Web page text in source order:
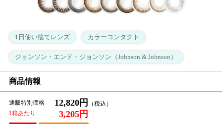
1日使い捨てレンズ カラーコンタクト
ジョンソン・エンド・ジョンソン（Johnson & Johnson）
商品情報
通販特別価格 12,820円
1箱あたり 3,205円